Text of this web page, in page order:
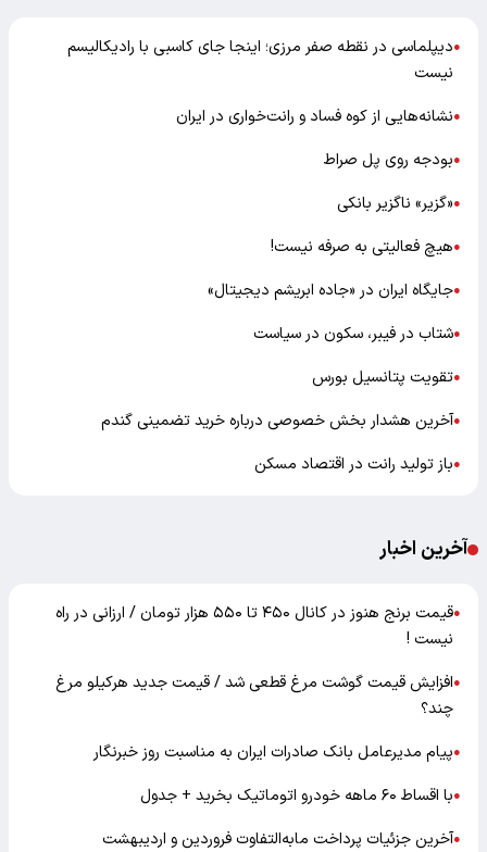
●دیپلماسی در نقطه صفر مرزی؛ اینجا جای کاسبی با رادیکالیسم
نیست
●نشانه‌هایی از کوه فساد و رانت‌خواری در ایران
●بودجه روی پل صراط
●«گزیر» ناگزیر بانکی
●هیچ فعالیتی به صرفه نیست!
●جایگاه ایران در «جاده ابریشم دیجیتال»
●شتاب در فیبر، سکون در سیاست
●تقویت پتانسیل بورس
●آخرین هشدار بخش خصوصی درباره خرید تضمینی گندم
●باز تولید رانت در اقتصاد مسکن
آخرین اخبار
●
قیمت برنج هنوز در کانال ۴۵۰ تا ۵۵۰ هزار تومان / ارزانی در راه
نیست !
●افزایش قیمت گوشت مرغ قطعی شد / قیمت جدید هرکیلو مرغ
چند؟
●پیام مدیرعامل بانک صادرات ایران به مناسبت روز خبرنگار
●با اقساط ۶۰ ماهه خودرو اتوماتیک بخرید + جدول
●آخرین جزئیات پرداخت مابه‌التفاوت فروردین و اردیبهشت